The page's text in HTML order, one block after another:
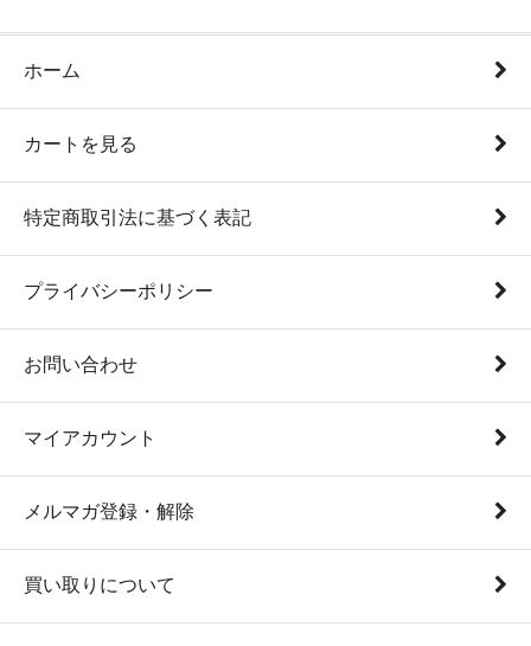
ホーム
カートを見る
特定商取引法に基づく表記
プライバシーポリシー
お問い合わせ
マイアカウント
メルマガ登録・解除
買い取りについて